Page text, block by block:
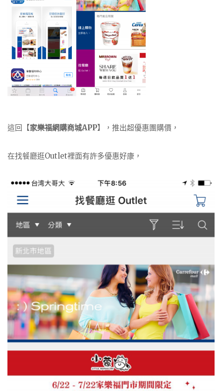
這回【家樂福網購商城APP】，推出超優惠團購價，
在找餐廳逛Outlet裡面有許多優惠好康，